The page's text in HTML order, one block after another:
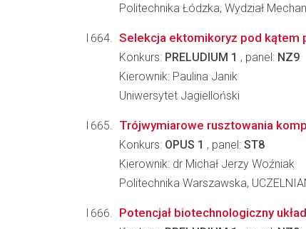
Politechnika Łódzka, Wydział
Selekcja ektomikoryz pod kątem
Konkurs: PRELUDIUM 1 , panel: NZ9
Kierownik: Paulina Janik
Uniwersytet Jagielloński
Trójwymiarowe rusztowania
Konkurs: OPUS 1 , panel: ST8
Kierownik: dr Michał Jerzy Woźniak
Politechnika Warszawska,
Potencjał biotechnologiczny